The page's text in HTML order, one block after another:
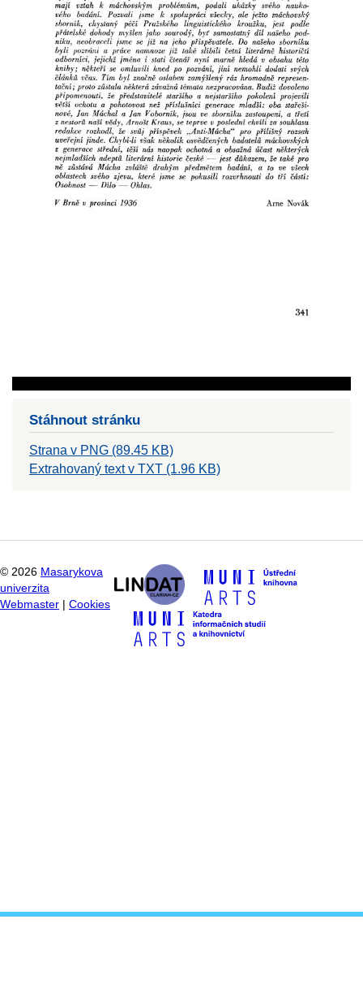
Stáhnout stránku
Strana v PNG (89.45 KB)
Extrahovaný text v TXT (1.96 KB)
© 2026 Masarykova
univerzita
Webmaster
Cookies